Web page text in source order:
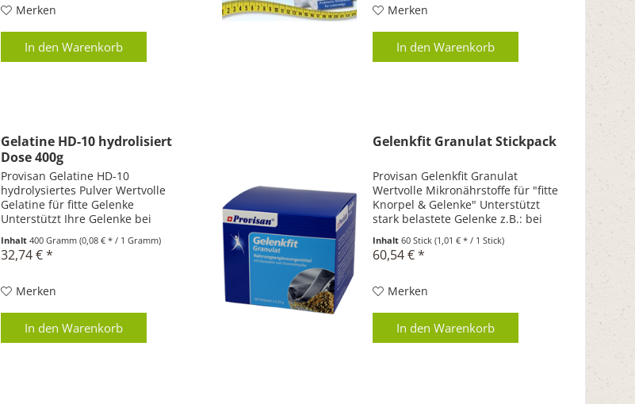
und...Merken
In den Warenkorb
ein Vielfaches ihres eigenen...
Merken
In den Warenkorb
Gelatine HD-10 hydrolisiert
Dose 400g
Provisan Gelatine HD-10
hydrolysiertes Pulver Wertvolle
Gelatine für fitte Gelenke
Unterstützt Ihre Gelenke bei
nachhaltig bei alters- und
unfallbedingten Gelenkproblemen
Inhalt400 Gramm(0,08 € * / 1 Gramm)
32,74 € *
Merken
In den Warenkorb
Gelenkfit Granulat Stickpack
Provisan Gelenkfit Granulat
Wertvolle Mikronährstoffe für "fitte
Knorpel & Gelenke" Unterstützt
stark belastete Gelenke z.B.: bei
positiv auf Ihre Beweglichkeit im
fortgeschrittenen Alter aus
Inhalt 60 Stick (1,01 € * / 1 Stick)
60,54 € *
Merken
In den Warenkorb